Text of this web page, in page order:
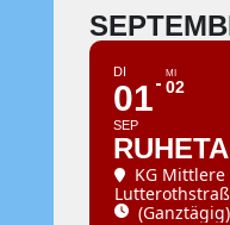
DI
01
SEP
MI
02
KG
(Ganztägig)